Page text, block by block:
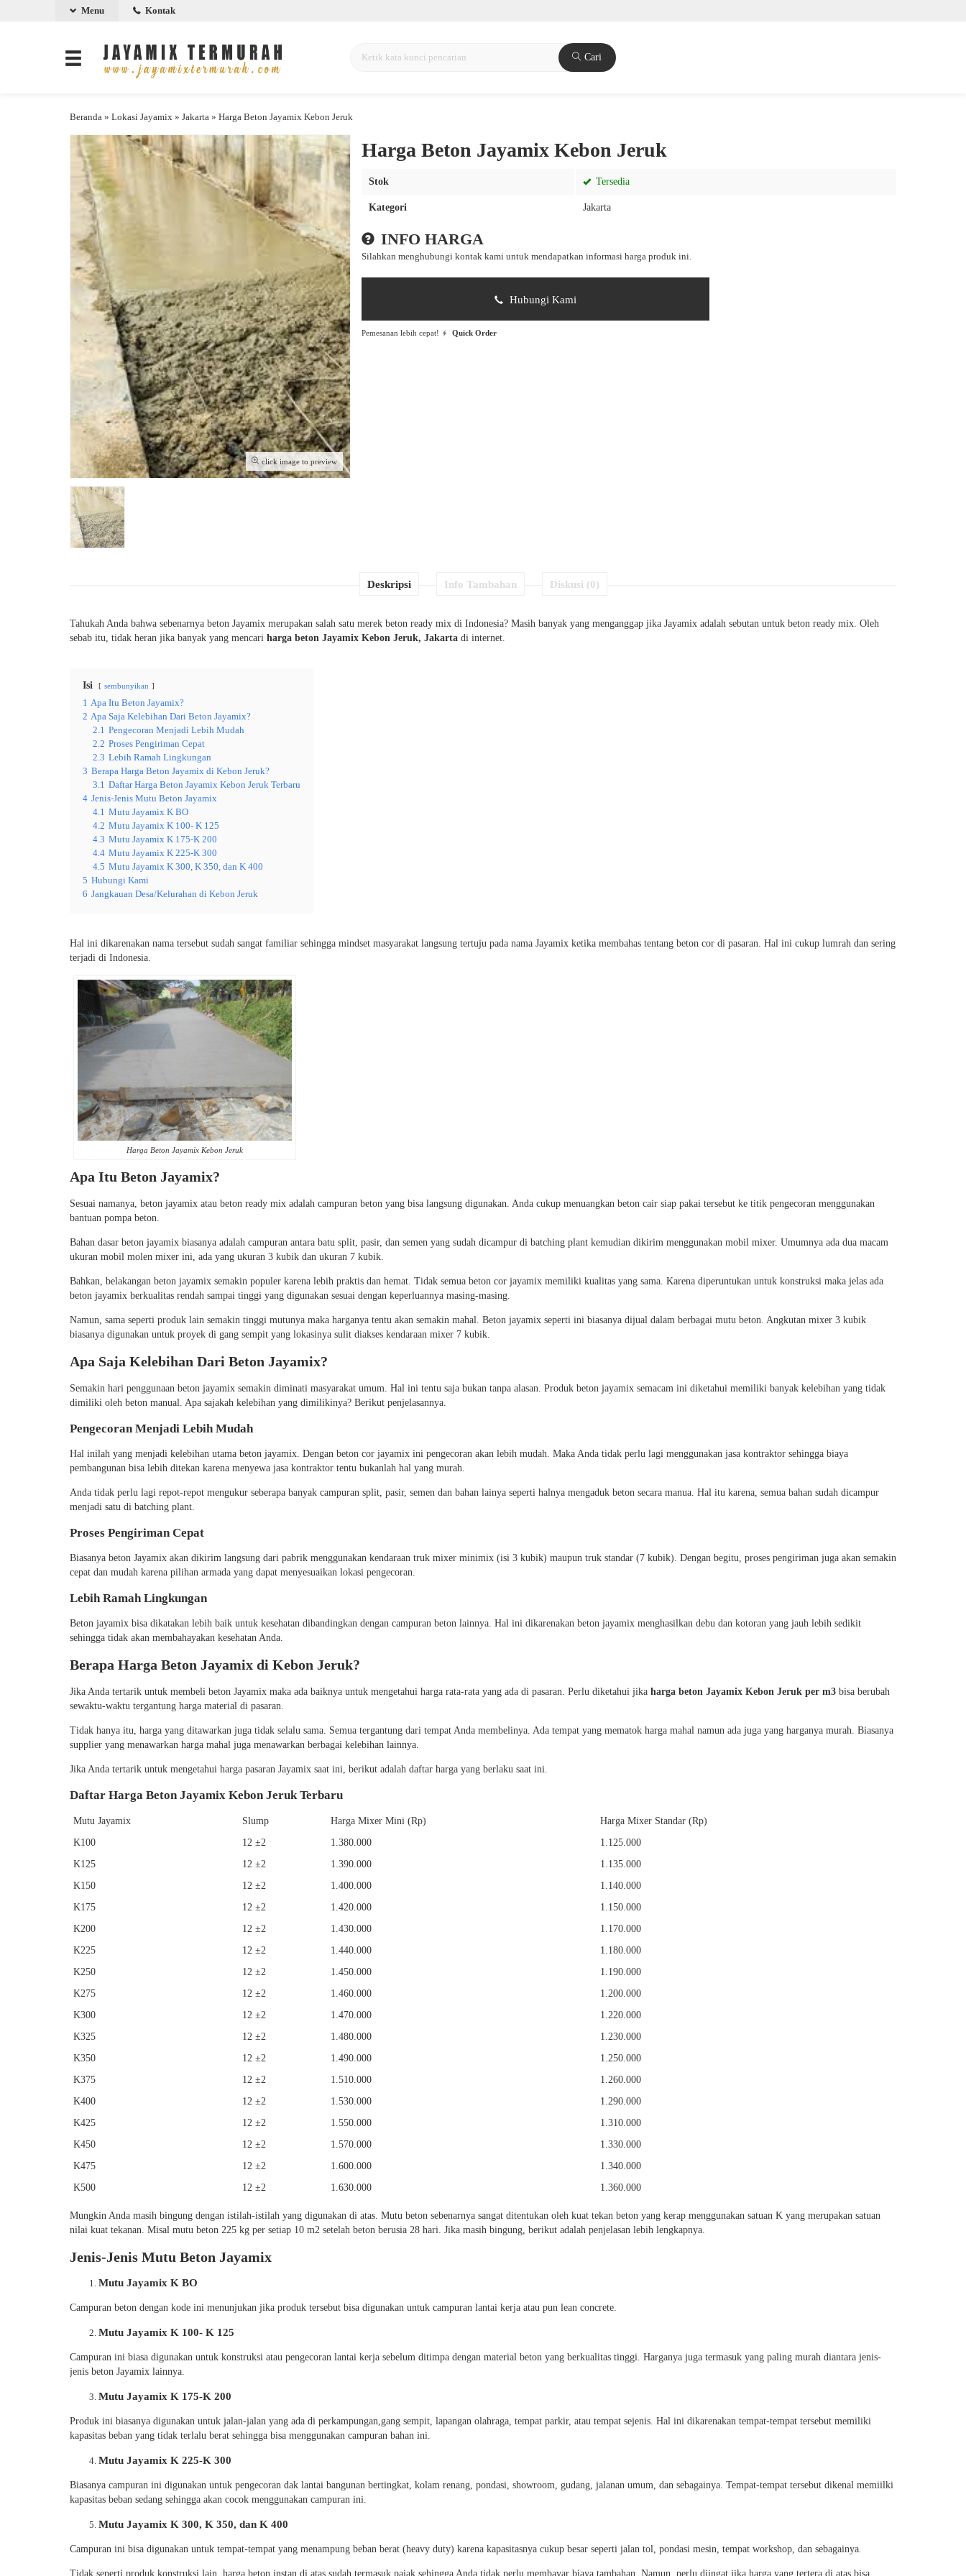
Menu Kontak
Cari
Beranda » Lokasi Jayamix » Jakarta » Harga Beton Jayamix Kebon Jeruk
click image to preview
Harga Beton Jayamix Kebon Jeruk
Stok Tersedia
Kategori Jakarta
INFO HARGA
Silahkan menghubungi kontak kami untuk mendapatkan informasi harga produk ini.
Hubungi Kami
Pemesanan lebih cepat! Quick Order
Deskripsi Info Tambahan Diskusi (0)
Tahukah Anda bahwa sebenarnya beton Jayamix merupakan salah satu merek beton ready mix di Indonesia? Masih banyak yang menganggap jika Jayamix adalah sebutan untuk beton ready mix. Oleh
sebab itu, tidak heran jika banyak yang mencari harga beton Jayamix Kebon Jeruk, Jakarta di internet.
Isi sembunyikan
1 Apa Itu Beton Jayamix?
2 Apa Saja Kelebihan Dari Beton Jayamix?
2.1 Pengecoran Menjadi Lebih Mudah
2.2 Proses Pengiriman Cepat
2.3 Lebih Ramah Lingkungan
3 Berapa Harga Beton Jayamix di Kebon Jeruk?
3.1 Daftar Harga Beton Jayamix Kebon Jeruk Terbaru
4 Jenis-Jenis Mutu Beton Jayamix
4.1 Mutu Jayamix K BO
4.2 Mutu Jayamix K 100- K 125
4.3 Mutu Jayamix K 175-K 200
4.4 Mutu Jayamix K 225-K 300
4.5 Mutu Jayamix K 300, K 350, dan K 400
5 Hubungi Kami
6 Jangkauan Desa/Kelurahan di Kebon Jeruk
Hal ini dikarenakan nama tersebut sudah sangat familiar sehingga mindset masyarakat langsung tertuju pada nama Jayamix ketika membahas tentang beton cor di pasaran. Hal ini cukup lumrah dan sering
terjadi di Indonesia.
Harga Beton Jayamix Kebon Jeruk
Apa Itu Beton Jayamix?
Sesuai namanya, beton jayamix atau beton ready mix adalah campuran beton yang bisa langsung digunakan. Anda cukup menuangkan beton cair siap pakai tersebut ke titik pengecoran menggunakan
bantuan pompa beton.
Bahan dasar beton jayamix biasanya adalah campuran antara batu split, pasir, dan semen yang sudah dicampur di batching plant kemudian dikirim menggunakan mobil mixer. Umumnya ada dua macam
ukuran mobil molen mixer ini, ada yang ukuran 3 kubik dan ukuran 7 kubik.
Bahkan, belakangan beton jayamix semakin populer karena lebih praktis dan hemat. Tidak semua beton cor jayamix memiliki kualitas yang sama. Karena diperuntukan untuk konstruksi maka jelas ada
beton jayamix berkualitas rendah sampai tinggi yang digunakan sesuai dengan keperluannya masing-masing.
Namun, sama seperti produk lain semakin tinggi mutunya maka harganya tentu akan semakin mahal. Beton jayamix seperti ini biasanya dijual dalam berbagai mutu beton. Angkutan mixer 3 kubik
biasanya digunakan untuk proyek di gang sempit yang lokasinya sulit diakses kendaraan mixer 7 kubik.
Apa Saja Kelebihan Dari Beton Jayamix?
Semakin hari penggunaan beton jayamix semakin diminati masyarakat umum. Hal ini tentu saja bukan tanpa alasan. Produk beton jayamix semacam ini diketahui memiliki banyak kelebihan yang tidak
dimiliki oleh beton manual. Apa sajakah kelebihan yang dimilikinya? Berikut penjelasannya.
Pengecoran Menjadi Lebih Mudah
Hal inilah yang menjadi kelebihan utama beton jayamix. Dengan beton cor jayamix ini pengecoran akan lebih mudah. Maka Anda tidak perlu lagi menggunakan jasa kontraktor sehingga biaya
pembangunan bisa lebih ditekan karena menyewa jasa kontraktor tentu bukanlah hal yang murah.
Anda tidak perlu lagi repot-repot mengukur seberapa banyak campuran split, pasir, semen dan bahan lainya seperti halnya mengaduk beton secara manua. Hal itu karena, semua bahan sudah dicampur
menjadi satu di batching plant.
Proses Pengiriman Cepat
Biasanya beton Jayamix akan dikirim langsung dari pabrik menggunakan kendaraan truk mixer minimix (isi 3 kubik) maupun truk standar (7 kubik). Dengan begitu, proses pengiriman juga akan semakin
cepat dan mudah karena pilihan armada yang dapat menyesuaikan lokasi pengecoran.
Lebih Ramah Lingkungan
Beton jayamix bisa dikatakan lebih baik untuk kesehatan dibandingkan dengan campuran beton lainnya. Hal ini dikarenakan beton jayamix menghasilkan debu dan kotoran yang jauh lebih sedikit
sehingga tidak akan membahayakan kesehatan Anda.
Berapa Harga Beton Jayamix di Kebon Jeruk?
Jika Anda tertarik untuk membeli beton Jayamix maka ada baiknya untuk mengetahui harga rata-rata yang ada di pasaran. Perlu diketahui jika harga beton Jayamix Kebon Jeruk per m3 bisa berubah
sewaktu-waktu tergantung harga material di pasaran.
Tidak hanya itu, harga yang ditawarkan juga tidak selalu sama. Semua tergantung dari tempat Anda membelinya. Ada tempat yang mematok harga mahal namun ada juga yang harganya murah. Biasanya
supplier yang menawarkan harga mahal juga menawarkan berbagai kelebihan lainnya.
Jika Anda tertarik untuk mengetahui harga pasaran Jayamix saat ini, berikut adalah daftar harga yang berlaku saat ini.
Daftar Harga Beton Jayamix Kebon Jeruk Terbaru
Mutu Jayamix Slump Harga Mixer Mini (Rp)
Harga Mixer Standar (Rp)
K100
12 ±2 1.380.000
1.125.000
K125
12 ±2 1.390.000
1.135.000
K150
12 ±2 1.400.000
1.140.000
K175
12 ±2 1.420.000
1.150.000
K200
12 ±2 1.430.000
1.170.000
K225
12 ±2 1.440.000
1.180.000
K250
12 ±2 1.450.000
1.190.000
K275
12 ±2 1.460.000
1.200.000
K300
12 ±2 1.470.000
1.220.000
K325
12 ±2 1.480.000
1.230.000
K350
12 ±2 1.490.000
1.250.000
K375
12 ±2 1.510.000
1.260.000
K400
12 ±2 1.530.000
1.290.000
K425
12 ±2 1.550.000
1.310.000
K450
12 ±2 1.570.000
1.330.000
K475
12 ±2 1.600.000
1.340.000
K500
12 ±2 1.630.000 1.360.000
Mungkin Anda masih bingung dengan istilah-istilah yang digunakan di atas. Mutu beton sebenarnya sangat ditentukan oleh kuat tekan beton yang kerap menggunakan satuan K yang merupakan satuan
nilai kuat tekanan. Misal mutu beton 225 kg per setiap 10 m2 setelah beton berusia 28 hari. Jika masih bingung, berikut adalah penjelasan lebih lengkapnya.
Jenis-Jenis Mutu Beton Jayamix
Mutu Jayamix K BO
Campuran beton dengan kode ini menunjukan jika produk tersebut bisa digunakan untuk campuran lantai kerja atau pun lean concrete.
Mutu Jayamix K 100- K 125
Campuran ini biasa digunakan untuk konstruksi atau pengecoran lantai kerja sebelum ditimpa dengan material beton yang berkualitas tinggi. Harganya juga termasuk yang paling murah diantara jenis-
jenis beton Jayamix lainnya.
Mutu Jayamix K 175-K 200
Produk ini biasanya digunakan untuk jalan-jalan yang ada di perkampungan,gang sempit, lapangan olahraga, tempat parkir, atau tempat sejenis. Hal ini dikarenakan tempat-tempat tersebut memiliki
kapasitas beban yang tidak terlalu berat sehingga bisa menggunakan campuran bahan ini.
Mutu Jayamix K 225-K 300
Biasanya campuran ini digunakan untuk pengecoran dak lantai bangunan bertingkat, kolam renang, pondasi, showroom, gudang, jalanan umum, dan sebagainya. Tempat-tempat tersebut dikenal memiilki
kapasitas beban sedang sehingga akan cocok menggunakan campuran ini.
Mutu Jayamix K 300, K 350, dan K 400
Campuran ini bisa digunakan untuk tempat-tempat yang menampung beban berat (heavy duty) karena kapasitasnya cukup besar seperti jalan tol, pondasi mesin, tempat workshop, dan sebagainya.
Tidak seperti produk konstruksi lain, harga beton instan di atas sudah termasuk pajak sehingga Anda tidak perlu membayar biaya tambahan. Namun, perlu diingat jika harga yang tertera di atas bisa